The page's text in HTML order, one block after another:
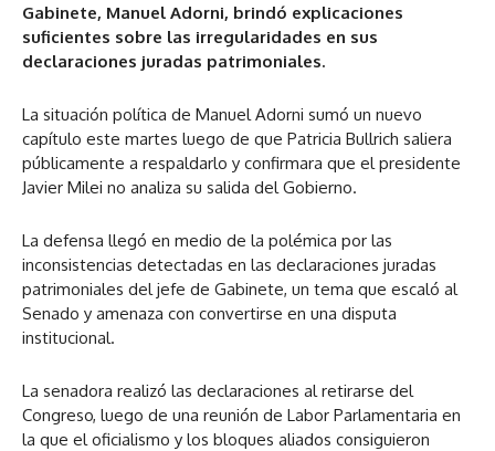
Gabinete, Manuel Adorni, brindó explicaciones
suficientes sobre las irregularidades en sus
declaraciones juradas patrimoniales.
La situación política de Manuel Adorni sumó un nuevo
capítulo este martes luego de que Patricia Bullrich saliera
públicamente a respaldarlo y confirmara que el presidente
Javier Milei no analiza su salida del Gobierno.
La defensa llegó en medio de la polémica por las
inconsistencias detectadas en las declaraciones juradas
patrimoniales del jefe de Gabinete, un tema que escaló al
Senado y amenaza con convertirse en una disputa
institucional.
La senadora realizó las declaraciones al retirarse del
Congreso, luego de una reunión de Labor Parlamentaria en
la que el oficialismo y los bloques aliados consiguieron